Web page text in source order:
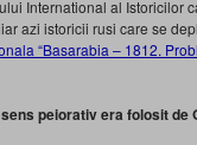
International al Istoricilor
azi istoricii rusi care se
“Basarabia – 1812.
peiorativ era folosit de